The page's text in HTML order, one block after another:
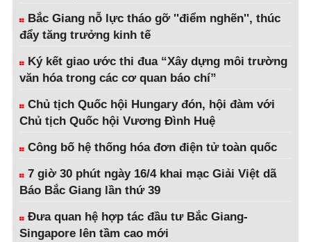
Bắc Giang nỗ lực tháo gỡ ''điểm nghẽn'', thúc
đẩy tăng trưởng kinh tế
Ký kết giao ước thi đua “Xây dựng môi trường
văn hóa trong các cơ quan báo chí”
Chủ tịch Quốc hội Hungary đón, hội đàm với
Chủ tịch Quốc hội Vương Đình Huệ
Công bố hệ thống hóa đơn điện tử toàn quốc
7 giờ 30 phút ngày 16/4 khai mạc Giải Việt dã
Báo Bắc Giang lần thứ 39
Đưa quan hệ hợp tác đầu tư Bắc Giang-
Singapore lên tầm cao mới